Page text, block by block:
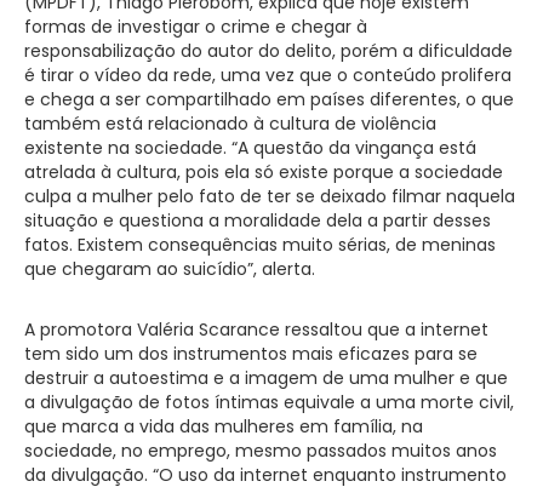
formas de investigar o crime e chegar à
responsabilização do autor do delito, porém a dificuldade
é tirar o vídeo da rede, uma vez que o conteúdo prolifera
e chega a ser compartilhado em países diferentes, o que
também está relacionado à cultura de violência
existente na sociedade. “A questão da vingança está
atrelada à cultura, pois ela só existe porque a sociedade
culpa a mulher pelo fato de ter se deixado filmar naquela
situação e questiona a moralidade dela a partir desses
fatos. Existem consequências muito sérias, de meninas
que chegaram ao suicídio”, alerta.
A promotora Valéria Scarance ressaltou que a internet
tem sido um dos instrumentos mais eficazes para se
destruir a autoestima e a imagem de uma mulher e que
a divulgação de fotos íntimas equivale a uma morte civil,
que marca a vida das mulheres em família, na
sociedade, no emprego, mesmo passados muitos anos
da divulgação. “O uso da internet enquanto instrumento